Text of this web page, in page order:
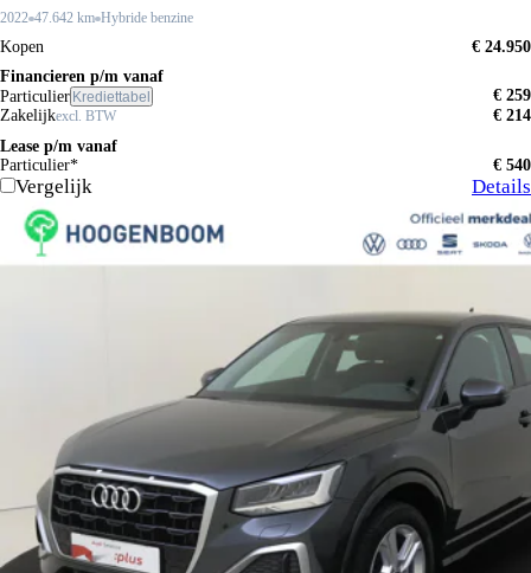
2022 47.642 km Hybride benzine
Kopen
€ 24.950
Financieren p/m vanaf
Particulier Krediettabel
€ 259
Zakelijkexcl. BTW
€ 214
Lease p/m vanaf
Particulier*
€ 540
Vergelijk Details